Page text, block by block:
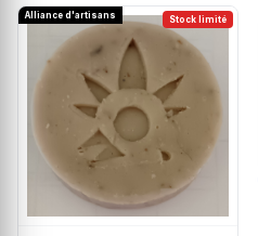
Stock limité
Alliance d'artisans